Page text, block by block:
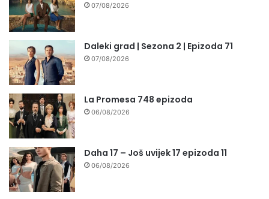
07/08/2026
Daleki grad | Sezona 2 | Epizoda 71
07/08/2026
La Promesa 748 epizoda
06/08/2026
Daha 17 – Još uvijek 17 epizoda 11
06/08/2026